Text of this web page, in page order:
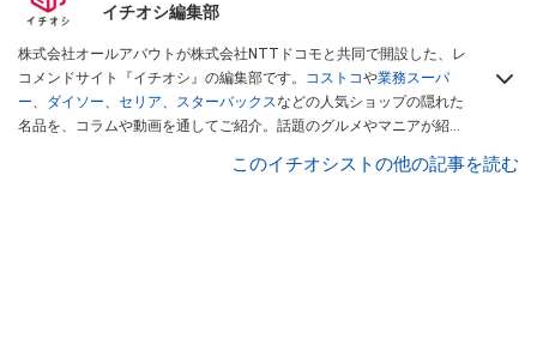
イチオシ編集部
株式会社オールアバウトが株式会社NTTドコモと共同で開設した、レ
コメンドサイト『イチオシ』の編集部です。 コストコや業務スーパ
ー、 ダイソー、 セリア、 スターバックスなどの人気ショップの隠れた
名品を、コラムや動画を通してご紹介。話題のグルメやマニアが紹介
インフルエンサーが実際に使用してレビューしています。毎日トレン
このイチオシストの他の記事を読む